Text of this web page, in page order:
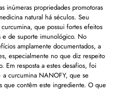
inúmeras propriedades promotoras
natural há séculos. Seu
que possui fortes efeitos
e de suporte imunológico. No
amplamente documentados, a
especialmente no que diz respeito
Em resposta a estes desafios, foi
curcumina NANOFY, que se
que contêm este ingrediente. O que